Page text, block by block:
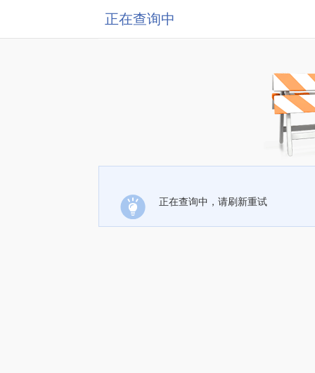
正在查询中
正在查询中，请刷新重试